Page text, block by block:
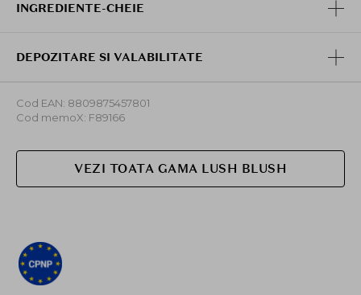
INGREDIENTE-CHEIE
DEPOZITARE SI VALABILITATE
Cod EAN: 8809875457801
Cod memoX: F89166
VEZI TOATA GAMA LUSH BLUSH